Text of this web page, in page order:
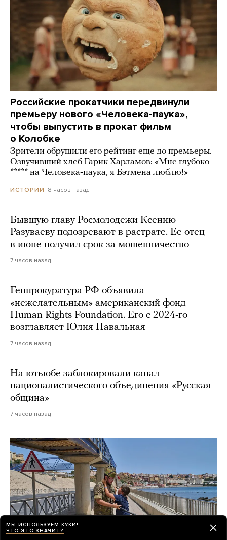
Российские прокатчики передвинули
премьеру нового «Человека-паука»,
чтобы выпустить в прокат фильм
о Колобке
Зрители обрушили его рейтинг еще до премьеры.
Озвучивший хлеб Гарик Харламов: «Мне глубоко
***** на Человека-паука, я Бэтмена люблю!»
ИСТОРИИ 8 часов назад
Бывшую главу Росмолодежи Ксению
Разуваеву подозревают в растрате. Ее отец
в июне получил срок за мошенничество
7 часов назад
Генпрокуратура РФ объявила
«нежелательным» американский фонд
Human Rights Foundation. Его с 2024-го
возглавляет Юлия Навальная
7 часов назад
На ютьюбе заблокировали канал
националистического объединения «Русская
община»
7 часов назад
МЫ ИСПОЛЬЗУЕМ КУКИ!
ЧТО ЭТО ЗНАЧИТ?